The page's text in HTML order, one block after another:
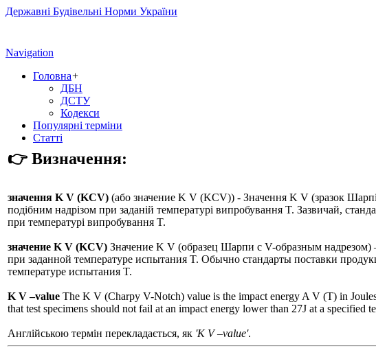
Державні Будівельні Норми України
Navigation
Головна+
ДБН
ДСТУ
Кодекси
Популярні терміни
Статті
👉 Визначення:
значення K V (KCV) (або значение K V (KCV)) - Значення K V (зразок
подібним надрізом при заданій температурі випробування T. Зазвичай,
при температурі випробування T.
значение K V (KCV) Значение K V (образец Шарпи с V-образным
при заданной температуре испытания T. Обычно стандарты поставки
температуре испытания T.
K V –value The K V (Charpy V-Notch) value is the impact energy A V (T) in
that test specimens should not fail at an impact energy lower than 27J at a specified
Англійською термін перекладається, як 'K V –value'.